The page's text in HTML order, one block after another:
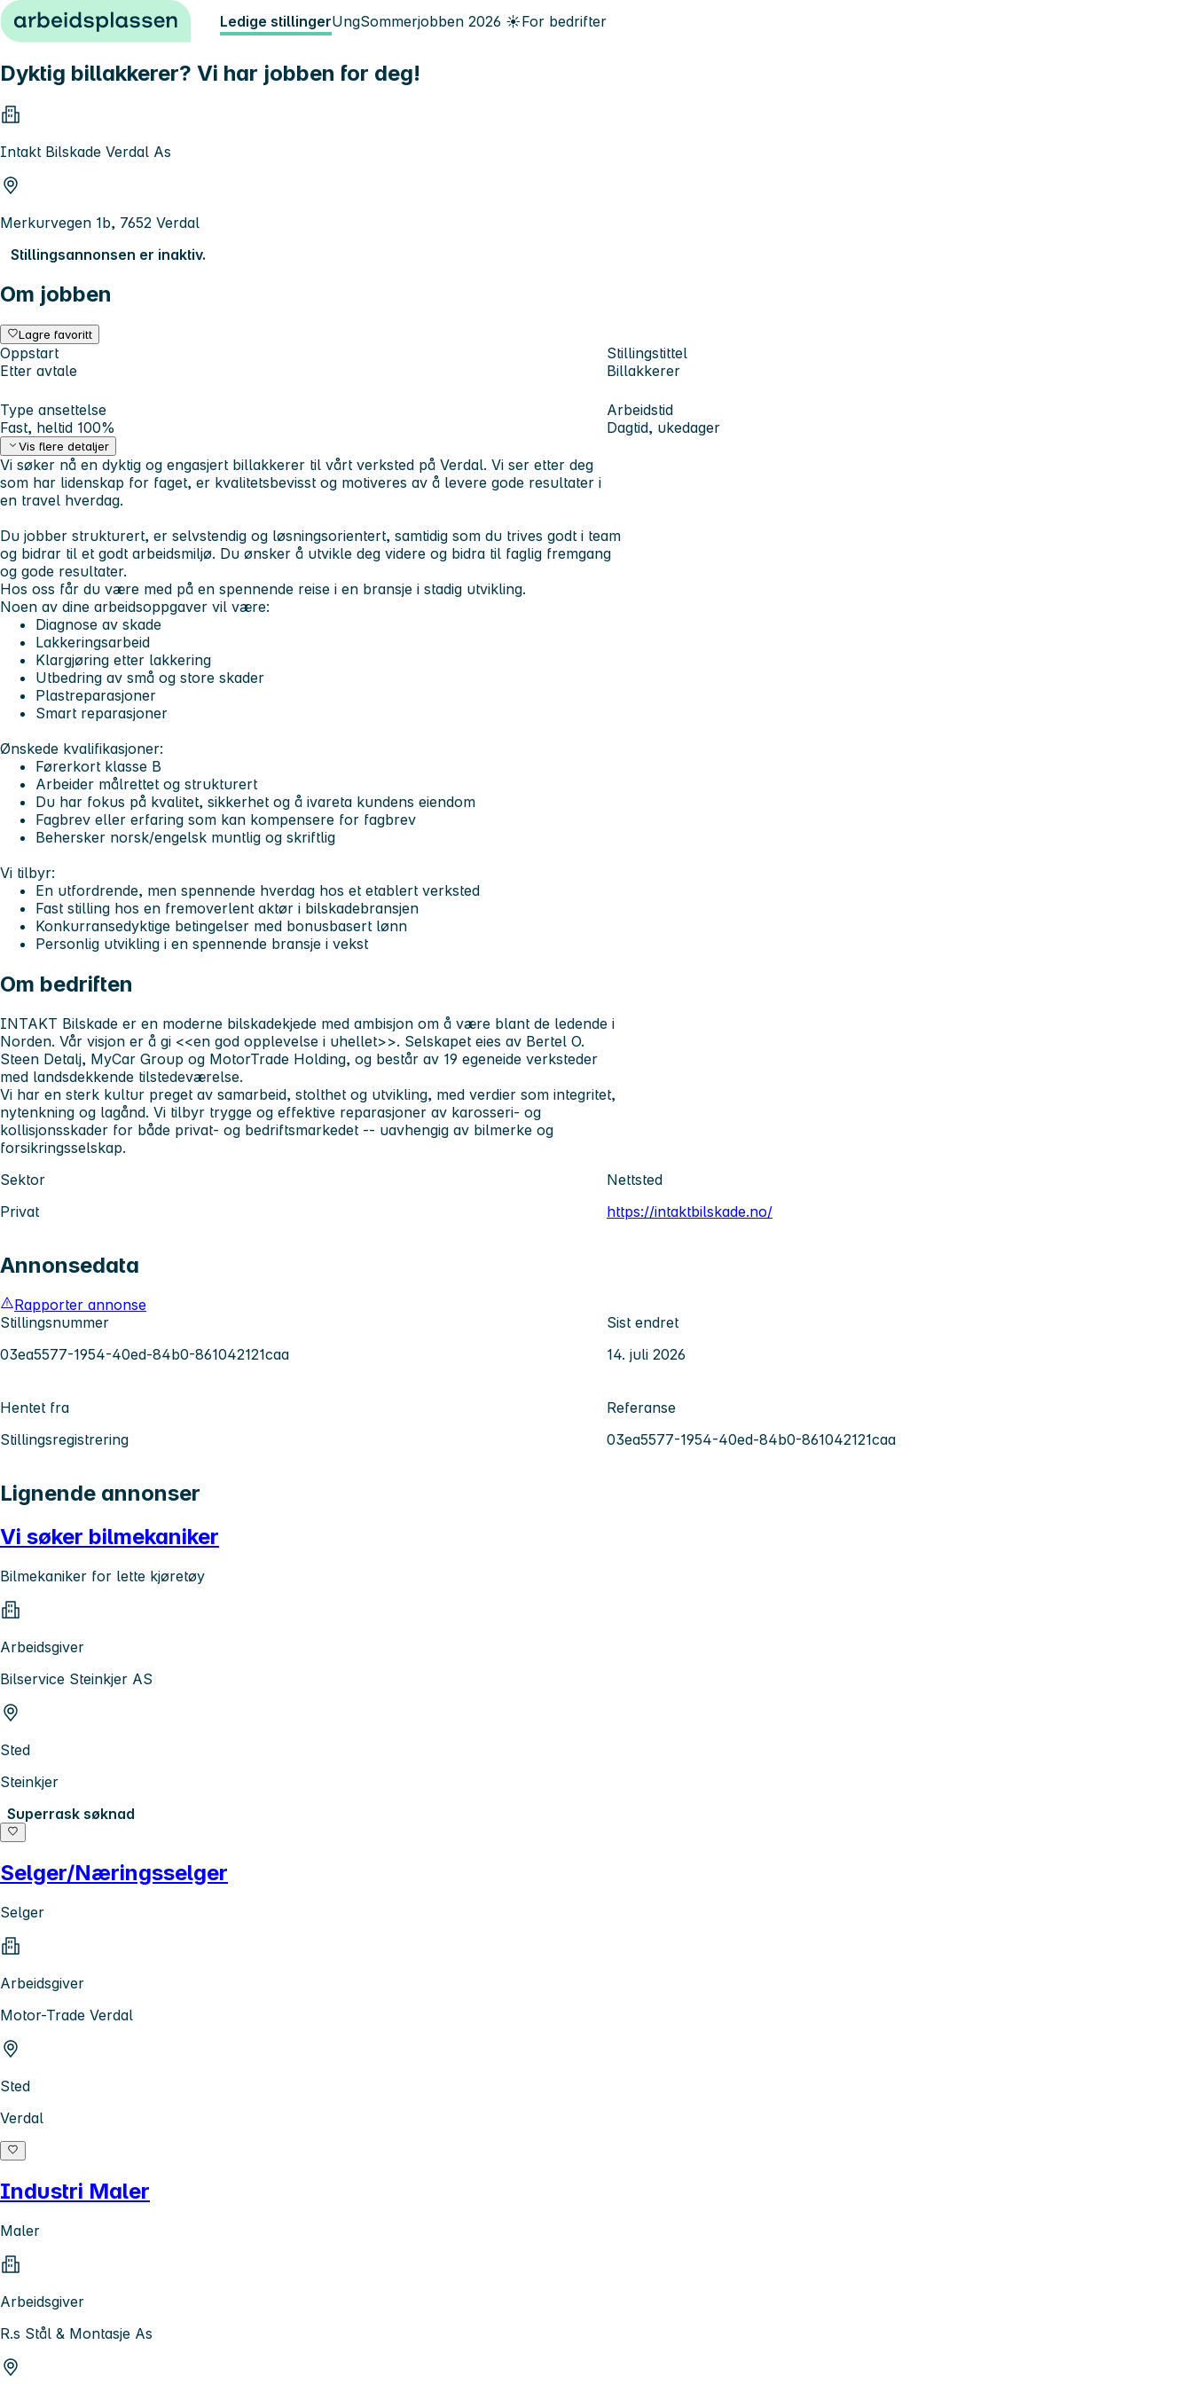
Hopp til innhold Ledige stillingerUngSommerjobben 2026 ☀️For bedrifter
Dyktig billakkerer? Vi har jobben for deg!
Intakt Bilskade Verdal As
Merkurvegen 1b, 7652 Verdal
Stillingsannonsen er inaktiv.
Om jobben
Lagre favoritt
Oppstart
Etter avtale
Stillingstittel
Billakkerer
Type ansettelse
Fast, heltid 100%
Arbeidstid
Dagtid, ukedager
Vis flere detaljer
Vi søker nå en dyktig og engasjert billakkerer til vårt verksted på Verdal. Vi ser etter deg
som har lidenskap for faget, er kvalitetsbevisst og motiveres av å levere gode resultater i
en travel hverdag.
Du jobber strukturert, er selvstendig og løsningsorientert, samtidig som du trives godt i team
og bidrar til et godt arbeidsmiljø. Du ønsker å utvikle deg videre og bidra til faglig fremgang
og gode resultater.
Hos oss får du være med på en spennende reise i en bransje i stadig utvikling.
Noen av dine arbeidsoppgaver vil være:
Diagnose av skade
Lakkeringsarbeid
Klargjøring etter lakkering
Utbedring av små og store skader
Plastreparasjoner
Smart reparasjoner
Ønskede kvalifikasjoner:
Førerkort klasse B
Arbeider målrettet og strukturert
Du har fokus på kvalitet, sikkerhet og å ivareta kundens eiendom
Fagbrev eller erfaring som kan kompensere for fagbrev
Behersker norsk/engelsk muntlig og skriftlig
Vi tilbyr:
En utfordrende, men spennende hverdag hos et etablert verksted
Fast stilling hos en fremoverlent aktør i bilskadebransjen
Konkurransedyktige betingelser med bonusbasert lønn
Personlig utvikling i en spennende bransje i vekst
Om bedriften
INTAKT Bilskade er en moderne bilskadekjede med ambisjon om å være blant de ledende i
Norden. Vår visjon er å gi <<en god opplevelse i uhellet>>. Selskapet eies av Bertel O.
Steen Detalj, MyCar Group og MotorTrade Holding, og består av 19 egeneide verksteder
med landsdekkende tilstedeværelse.
Vi har en sterk kultur preget av samarbeid, stolthet og utvikling, med verdier som integritet,
nytenkning og lagånd. Vi tilbyr trygge og effektive reparasjoner av karosseri- og
kollisjonsskader for både privat- og bedriftsmarkedet -- uavhengig av bilmerke og
forsikringsselskap.
Sektor
Privat
Nettsted
https://intaktbilskade.no/
Annonsedata
Rapporter annonse
Stillingsnummer
03ea5577-1954-40ed-84b0-861042121caa
Sist endret
14. juli 2026
Hentet fra
Stillingsregistrering
Referanse
03ea5577-1954-40ed-84b0-861042121caa
Lignende annonser
Vi søker bilmekaniker
Bilmekaniker for lette kjøretøy
Arbeidsgiver
Bilservice Steinkjer AS
Sted
Steinkjer
Superrask søknad
Selger/Næringsselger
Selger
Arbeidsgiver
Motor-Trade Verdal
Sted
Verdal
Industri Maler
Maler
Arbeidsgiver
R.s Stål & Montasje As